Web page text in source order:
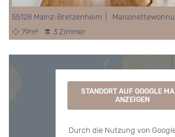
55128 Mainz-Bretzenheim |
79m²
3 Zimmer
STANDORT AUF GOOGLE
ANZEIGEN
Durch die Nutzung von